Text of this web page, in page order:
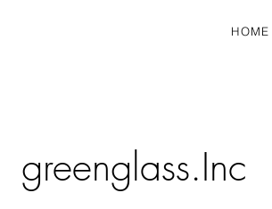
HOME
greenglass.Inc